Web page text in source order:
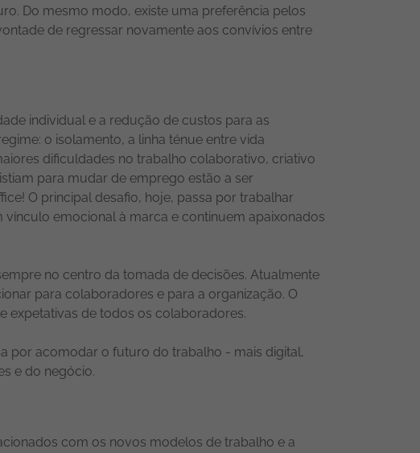
Do mesmo modo, existe uma preferência pelos
de regressar novamente aos convívios entre
individual e a redução de custos para as
o isolamento, a linha ténue entre vida
dificuldades no trabalho colaborativo, criativo
para mudar de emprego estão a ser
O principal desafio, hoje, passa por trabalhar
emocional à marca e continuem apaixonados
no centro da tomada de decisões. Atualmente
para colaboradores e para a organização. O
expetativas de todos os colaboradores.
por acomodar o futuro do trabalho - mais digital,
e do negócio.
com os novos modelos de trabalho e a